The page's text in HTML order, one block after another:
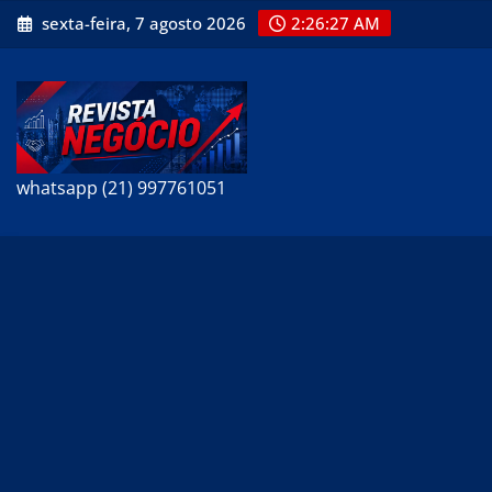
Skip
to
sexta-feira, 7 agosto 2026 2:26:28 AM
whatsapp (21) 997761051